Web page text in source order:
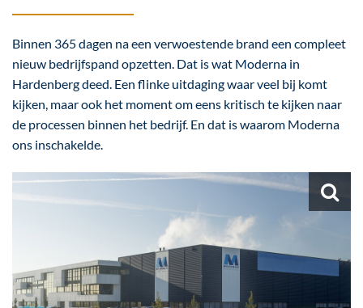
Binnen 365 dagen na een verwoestende brand een compleet
nieuw bedrijfspand opzetten. Dat is wat Moderna in
Hardenberg deed. Een flinke uitdaging waar veel bij komt
kijken, maar ook het moment om eens kritisch te kijken naar
de processen binnen het bedrijf. En dat is waarom Moderna
ons inschakelde.